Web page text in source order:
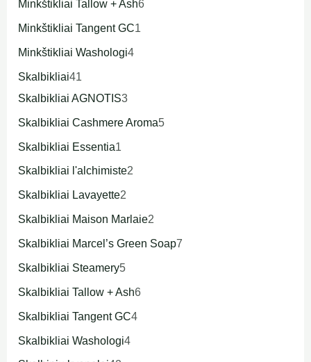
Minkštikliai Tallow + Ash6
Minkštikliai Tangent GC1
Minkštikliai Washologi4
Skalbikliai41
Skalbikliai AGNOTIS3
Skalbikliai Cashmere Aroma5
Skalbikliai Essentia1
Skalbikliai l'alchimiste2
Skalbikliai Lavayette2
Skalbikliai Maison Marlaie2
Skalbikliai Marcel’s Green Soap7
Skalbikliai Steamery5
Skalbikliai Tallow + Ash6
Skalbikliai Tangent GC4
Skalbikliai Washologi4